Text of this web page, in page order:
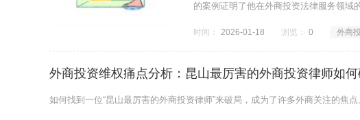
的案例证明了他在外商投资法律服务领域
时间： 2026-01-18 浏览： 0 外商
外商投资维权痛点分析：昆山最厉害的外商投资律师如何
如何找到一位“昆山最厉害的外商投资律师”来破局，成为了许多外商关注的焦